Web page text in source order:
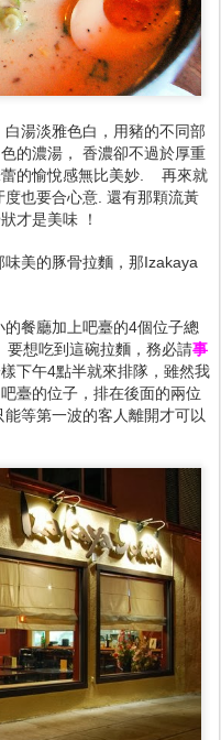
白湯淡雅色白，用豬的不同部
的濃湯， 香濃卻不過於厚重
蕾的愉悅感無比美妙. 再來就
度也要合心意. 還有那顆流黃
才是美味 ！
美的豚骨拉麵，那Izakaya
餐廳加上吧臺的4個位子總
要想吃到這碗拉麵，務必請事
下午4點半就來排隊，雖然我
臺的位子，排在後面的兩位
等第一波的客人離開才可以